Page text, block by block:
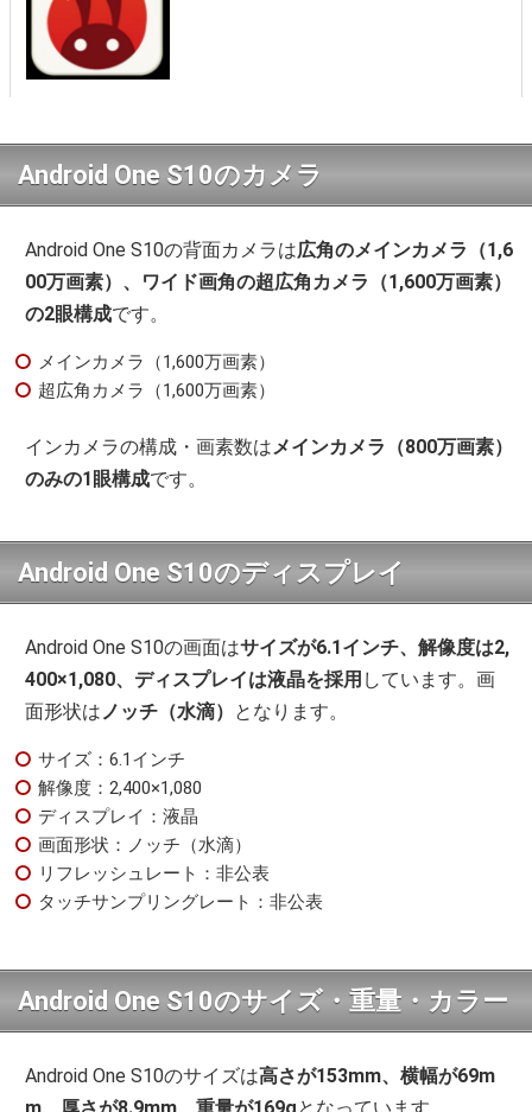
Android One S10のカメラ
Android One S10の背面カメラは広角のメインカメラ（1,6
00万画素）、ワイド画角の超広角カメラ（1,600万画素）
の2眼構成です。
メインカメラ（1,600万画素）
超広角カメラ（1,600万画素）
インカメラの構成・画素数はメインカメラ（800万画素）
のみの1眼構成です。
Android One S10のディスプレイ
Android One S10の画面はサイズが6.1インチ、解像度は2,
400×1,080、ディスプレイは液晶を採用 しています。画
面形状はノッチ（水滴） となります。
サイズ：6.1インチ
解像度：2,400×1,080
ディスプレイ：液晶
画面形状：ノッチ（水滴）
リフレッシュレート：非公表
タッチサンプリングレート：非公表
Android One S10のサイズ・重量・カラー
Android One S10のサイズは高さが153mm、横幅が69m